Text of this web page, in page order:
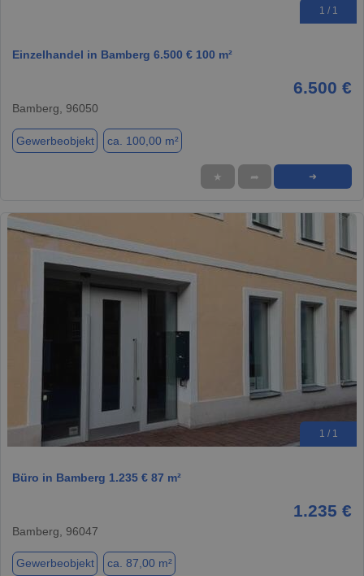
1 / 1
Einzelhandel in Bamberg 6.500 € 100 m²
6.500 €
Bamberg, 96050
Gewerbeobjekt ca. 100,00 m²
★ ➦ ➜
1 / 1
Büro in Bamberg 1.235 € 87 m²
1.235 €
Bamberg, 96047
Gewerbeobjekt ca. 87,00 m²